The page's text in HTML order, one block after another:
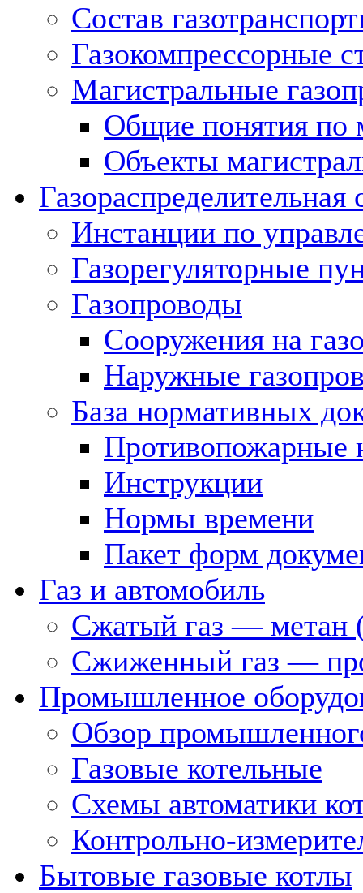
Состав
Газокомпрессорные
Магистральные
Общие понятия по
Объекты
Газораспределительная
Инстанции по
Газорегуляторные
Газопроводы
Сооружения на
Наружные
База нормативных
Противопожарные
Инструкции
Нормы времени
Пакет форм
Газ и автомобиль
Сжатый газ — метан
Сжиженный газ —
Промышленное
Обзор
Газовые котельные
Схемы автоматики
Контрольно-
Бытовые газовые котлы